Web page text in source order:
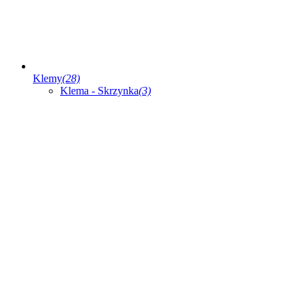
Klemy(28)
Klema - Skrzynka(3)